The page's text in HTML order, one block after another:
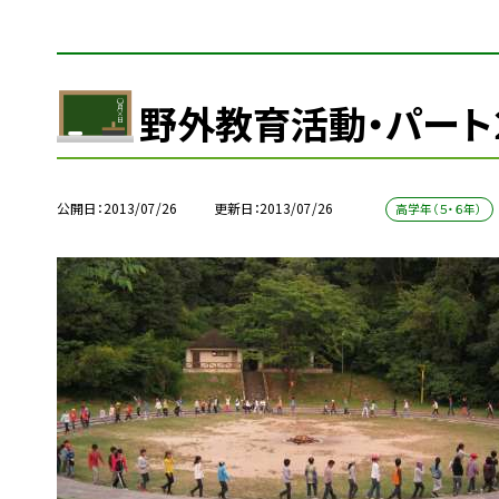
野外教育活動・パート
公開日 2013/07/26 更新日 2013/07/26 高学年（５・６年）